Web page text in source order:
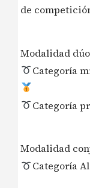
de
Modalidad
Categoría
Categoría
Modalidad
Categoría